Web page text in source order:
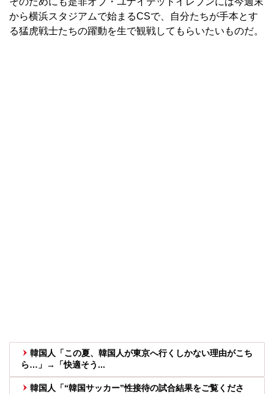
から横浜スタジアムで始まるCSで、自分たちが手本とす
る猛虎戦士たちの躍動を生で観戦してもらいたいものだ。
韓国人「この夏、韓国人が東京へ行くしかない理由がこち
ら…」→「快適そう...
韓国人「“韓国サッカー”性接待の試合結果をご覧くださ